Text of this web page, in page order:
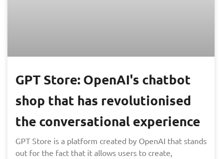
GPT Store: OpenAI's chatbot
shop that has revolutionised
the conversational experience
GPT Store is a platform created by OpenAI that stands
out for the fact that it allows users to create,